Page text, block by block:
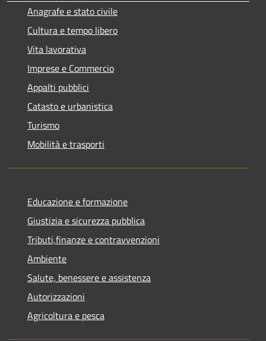
Anagrafe e stato civile
Cultura e tempo libero
Vita lavorativa
Imprese e Commercio
Appalti pubblici
Catasto e urbanistica
Turismo
Mobilità e trasporti
Educazione e formazione
Giustizia e sicurezza pubblica
Tributi,finanze e contravvenzioni
Ambiente
Salute, benessere e assistenza
Autorizzazioni
Agricoltura e pesca